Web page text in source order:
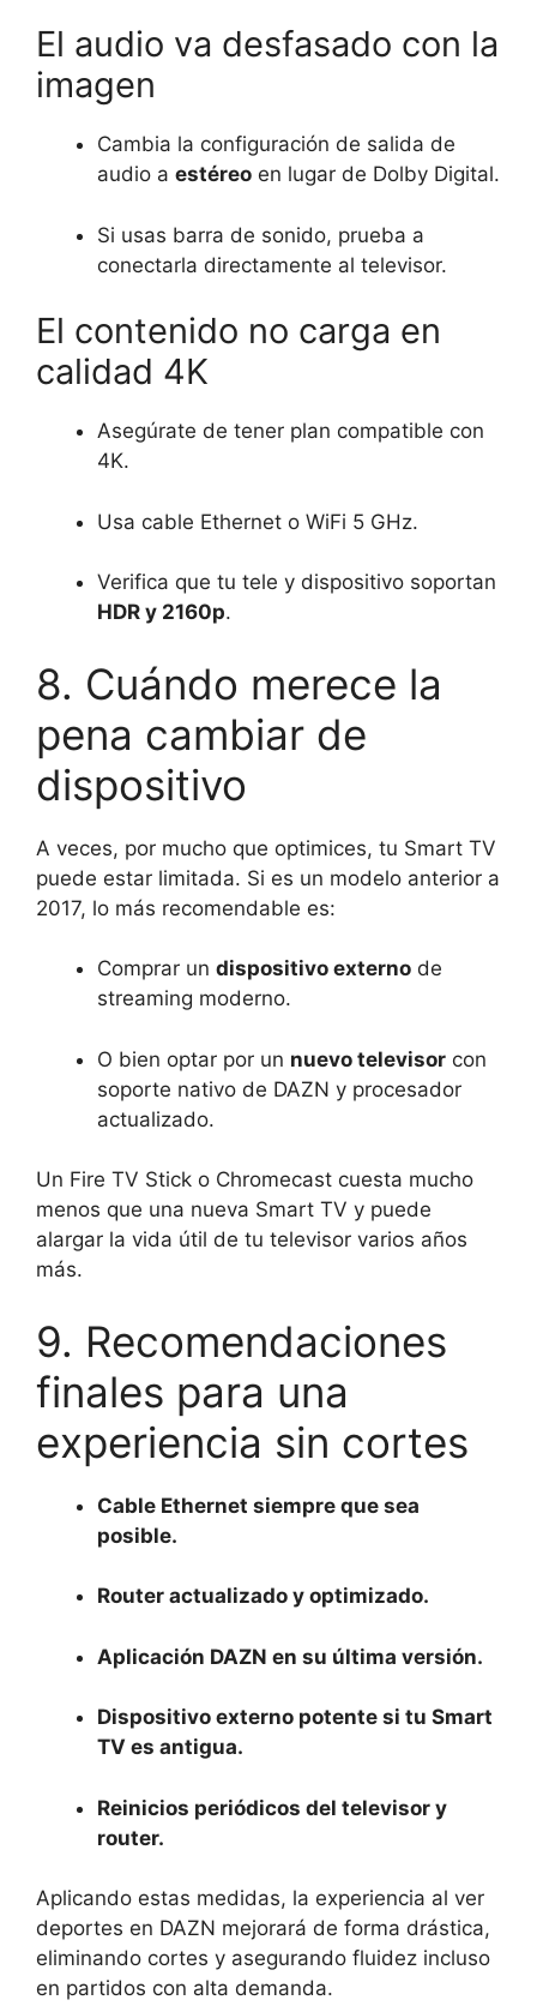
El audio va desfasado con la
imagen
Cambia la configuración de salida de
audio a estéreo en lugar de Dolby Digital.
Si usas barra de sonido, prueba a
conectarla directamente al televisor.
El contenido no carga en
calidad 4K
Asegúrate de tener plan compatible con
4K.
Usa cable Ethernet o WiFi 5 GHz.
Verifica que tu tele y dispositivo soportan
HDR y 2160p.
8. Cuándo merece la
pena cambiar de
dispositivo
A veces, por mucho que optimices, tu Smart TV
puede estar limitada. Si es un modelo anterior a
2017, lo más recomendable es:
Comprar un dispositivo externo de
streaming moderno.
O bien optar por un nuevo televisor con
soporte nativo de DAZN y procesador
actualizado.
Un Fire TV Stick o Chromecast cuesta mucho
menos que una nueva Smart TV y puede
alargar la vida útil de tu televisor varios años
más.
9. Recomendaciones
finales para una
experiencia sin cortes
Cable Ethernet siempre que sea
posible.
Router actualizado y optimizado.
Aplicación DAZN en su última versión.
Dispositivo externo potente si tu Smart
TV es antigua.
Reinicios periódicos del televisor y
router.
Aplicando estas medidas, la experiencia al ver
deportes en DAZN mejorará de forma drástica,
eliminando cortes y asegurando fluidez incluso
en partidos con alta demanda.